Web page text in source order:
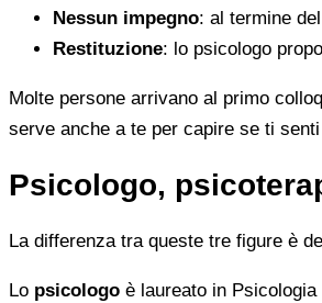
Nessun impegno: al termine
Restituzione: lo psicologo
Molte persone arrivano al primo
serve anche a te per capire se ti
Psicologo,
La differenza tra queste tre figure è
Lo psicologo è laureato in